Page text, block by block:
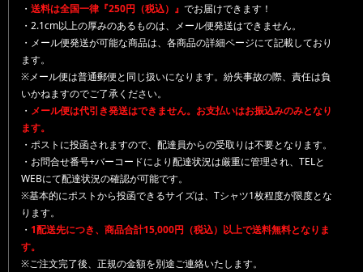
・ 送料は全国一律『250円（税込）』 でお届けできます！
・2.1cm以上の厚みのあるものは、メール便発送はできません。
・メール便発送が可能な商品は、各商品の詳細ページにて記載しており
ます。
※メール便は普通郵便と同じ扱いになります。紛失事故の際、責任は負
いかねますのでご了承ください。
・ メール便は代引き発送はできません。お支払いはお振込みのみとなり
ます。
・ポストに投函されますので、配達員からの受取りは不要となります。
・お問合せ番号+バーコードにより配達状況は厳重に管理され、TELと
WEBにて配達状況の確認が可能です。
※基本的にポストから投函できるサイズは、Tシャツ1枚程度が限度とな
ります。
・ 1配送先につき、商品合計15,000円（税込）以上で送料無料となりま
す。
※ご注文完了後、正規の金額を別途ご連絡いたします。